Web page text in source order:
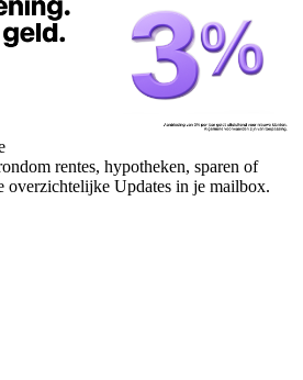
rentes, hypotheken, sparen of
overzichtelijke Updates in je mailbox.